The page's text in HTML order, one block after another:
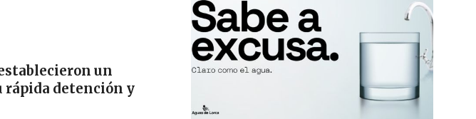
un
rápida detención y